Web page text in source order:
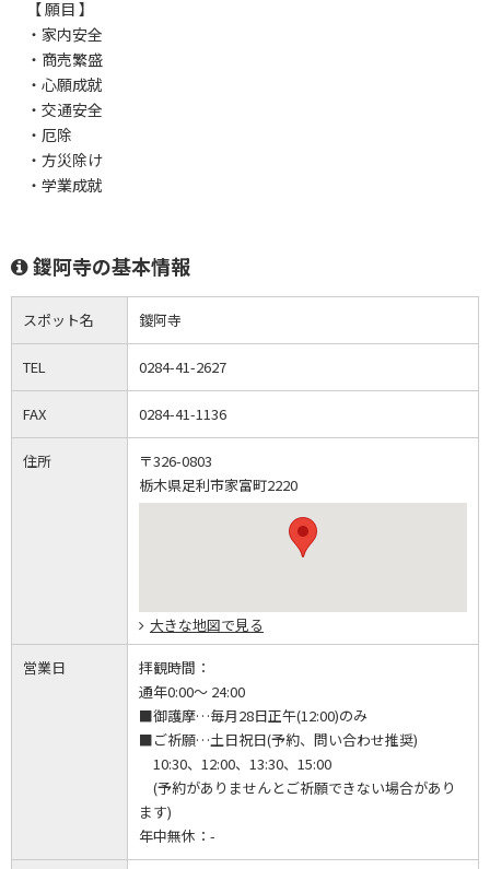
【 願目 】
・家内安全
・商売繁盛
・心願成就
・交通安全
・厄除
・方災除け
・学業成就
鑁阿寺の基本情報
スポット名 鑁阿寺
TEL 0284-41-2627
FAX 0284-41-1136
住所
〒326-0803
栃木県足利市家富町2220
大きな地図で見る
営業日
拝観時間：
通年0:00～ 24:00
■御護摩…毎月28日正午(12:00)のみ
■ご祈願…土日祝日(予約、問い合わせ推奨)
10:30、12:00、13:30、15:00
(予約がありませんとご祈願できない場合があり
ます)
年中無休： -